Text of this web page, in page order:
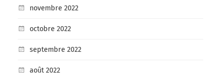
novembre 2022
octobre 2022
septembre 2022
août 2022